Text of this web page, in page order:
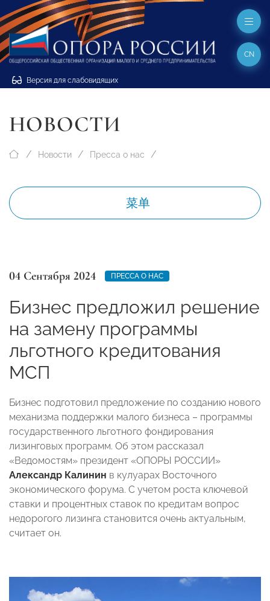
Версия для слабовидящих
CN
НОВОСТИ
Новости Пресса о нас
菜单
04 Сентября 2024 ПРЕССА О НАС
Бизнес предложил решение
на замену программы
льготного кредитования
МСП
Бизнес подготовил предложение по созданию нового
механизма поддержки малого бизнеса – программы
государственного льготного фондирования
лизинговых программ. Об этом рассказал
«Ведомостям» президент «ОПОРЫ РОССИИ»
Александр Калинин в кулуарах Восточного
экономического форума. С учетом роста ключевой
ставки и процентных ставок по кредитам вопрос
недорогого лизинга становится очень актуальным,
считает он.